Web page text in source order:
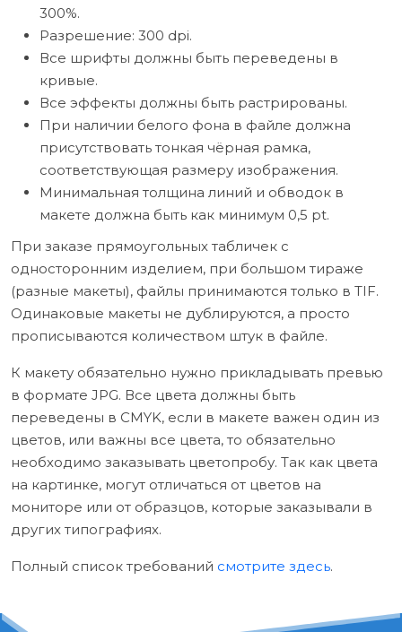
300%.
Разрешение: 300 dpi.
Все шрифты должны быть переведены в
кривые.
Все эффекты должны быть растрированы.
При наличии белого фона в файле должна
присутствовать тонкая чёрная рамка,
соответствующая размеру изображения.
Минимальная толщина линий и обводок в
макете должна быть как минимум 0,5 pt.
При заказе прямоугольных табличек с
односторонним изделием, при большом тираже
(разные макеты), файлы принимаются только в TIF.
Одинаковые макеты не дублируются, а просто
прописываются количеством штук в файле.
К макету обязательно нужно прикладывать превью
в формате JPG. Все цвета должны быть
переведены в CMYK, если в макете важен один из
цветов, или важны все цвета, то обязательно
необходимо заказывать цветопробу. Так как цвета
на картинке, могут отличаться от цветов на
мониторе или от образцов, которые заказывали в
других типографиях.
Полный список требований смотрите здесь.